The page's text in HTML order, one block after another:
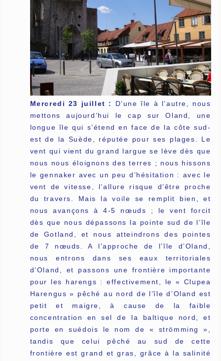
Mercredi 23 juillet :
D’une île à l’autre, nous
mettons aujourd’hui le cap sur Oland, une
longue île qui s’étend en face de la côte sud-
est de la Suède, réputée pour ses plages. Le
vent qui vient du grand largue se lève dès que
nous nous éloignons des terres ; nous hissons
le gennaker avec un peu d’hésitation : avec le
vent de vitesse, l’allure risque d’être proche
du travers. Mais la voile se remplit bien, et
nous avançons à 4-5 nœuds ; le vent forcit
dès que nous dépassons la pointe sud de l’île
de Gotland, et nous atteindrons des pointes
de 7 nœuds. A l’approche de l’île d’Oland,
nous entrons dans ses eaux territoriales
d’Oland, et passons une frontière importante
pour les harengs : effectivement, le « Clupea
Harengus » pêché au nord de l’île d’Oland est
petit et maigre, à cause de la faible
concentration en sel de la baltique nord, et
porte en suédois le nom de « strömming »,
tandis que celui pêché au sud de cette
frontière est grand et gras, grâce à la salinité